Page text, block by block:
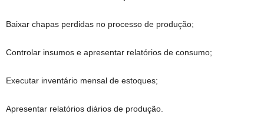
Baixar chapas perdidas no processo de produção;
Controlar insumos e apresentar relatórios de consumo;
Executar inventário mensal de estoques;
Apresentar relatórios diários de produção.